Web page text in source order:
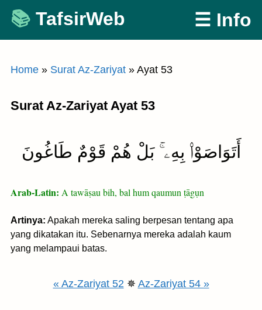
Skip
content
TafsirWeb ☰ Info
Home » Surat Az-Zariyat » Ayat 53
Surat Az-Zariyat Ayat 53
أَتَوَاصَوْا۟ بِهِۦ ۚ بَلْ هُمْ قَوْمٌ طَاغُونَ
Arab-Latin: A tawāṣau bih, bal hum qaumun ṭāgụn
Artinya: Apakah mereka saling berpesan tentang apa
yang dikatakan itu. Sebenarnya mereka adalah kaum
yang melampaui batas.
« Az-Zariyat 52✵ Az-Zariyat 54 »